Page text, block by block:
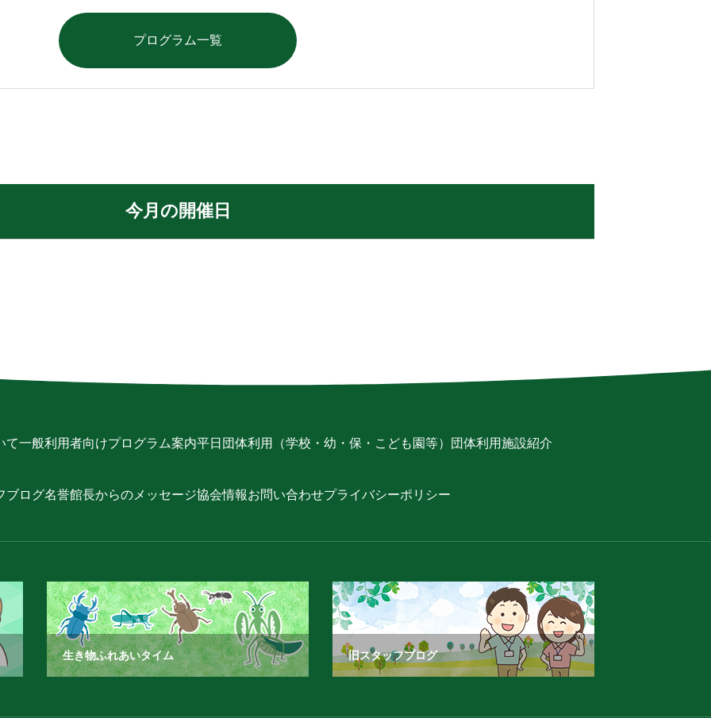
プログラム一覧
今月の開催日
て一般利用者向けプログラム案内平日団体利用（学校・幼・保・こども園等） 団体利用施設紹介
ブログ名誉館長からのメッセージ協会情報お問い合わせプライバシーポリシー
生き物ふれあいタイム 旧スタッフブログ